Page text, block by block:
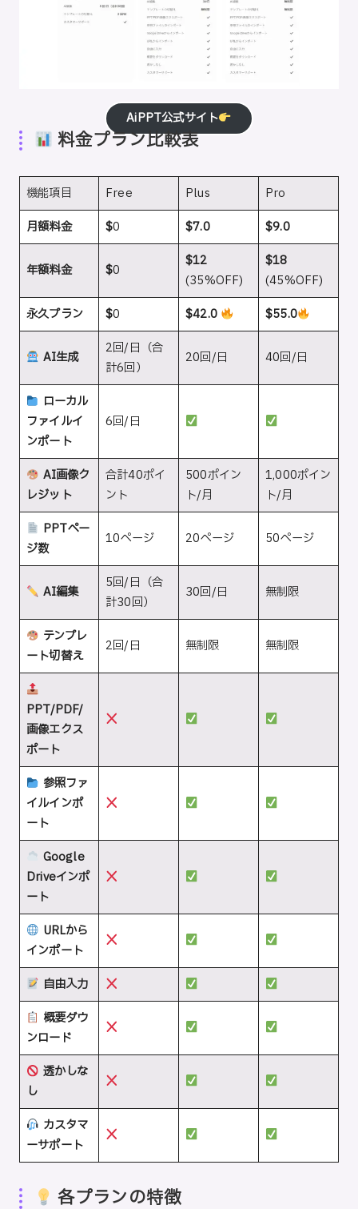
AiPPT公式サイト
料金プラン比較表
機能項目 Free Plus
Pro
月額料金
$0 $7.0 $9.0
年額料金 $0
$12
(35%OFF)
$18
(45%OFF)
永久プラン
$0 $42.0 $55.0
AI生成
2回/日（合
計6回）
20回/日 40回/日
ローカル
ファイルイ
ンポート
6回/日
AI画像ク
レジット
合計40ポイ
ント
500ポイン
ト/月
1,000ポイン
ト/月
PPTペー
ジ数
10ページ 20ページ 50ページ
AI編集
5回/日（合
計30回）
30回/日 無制限
テンプレ
ート切替え
2回/日 無制限 無制限
PPT/PDF/
画像エクス
ポート
参照ファ
イルインポ
ート
Google
Driveインポ
ート
URLから
インポート
自由入力
概要ダウ
ンロード
透かしな
し
カスタマ
ーサポート
各プランの特徴